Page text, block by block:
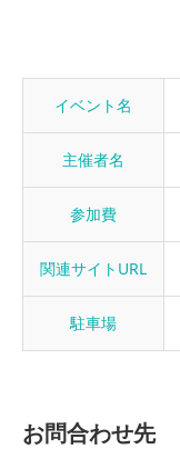
イベント名
主催者名
参加費
関連サイトURL
駐車場
お問合わせ先